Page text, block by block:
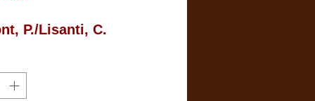
P./Lisanti, C.